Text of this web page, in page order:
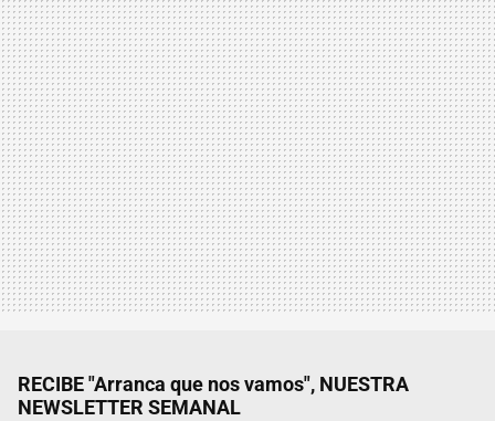
RECIBE "Arranca que nos vamos", NUESTRA
NEWSLETTER SEMANAL